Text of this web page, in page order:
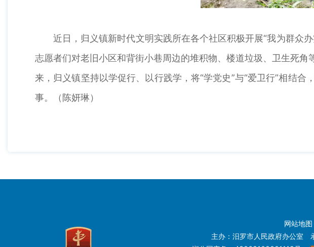
近日，归义镇新时代文明实践所在各个社区积极开展“我为群众
志愿者们对老旧小区和背街小巷周边的堆积物、楼道垃圾、卫生死
来，归义镇坚持以学促行、以行践学，将“学党史”与“爱卫行”相结
事。（陈妍琳）
网站地图
主办：汨罗市人民政府办公室